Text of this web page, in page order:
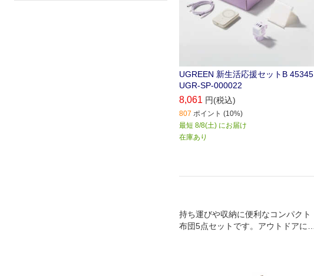
UGREEN 新生活応援セットB 45345
UGR-SP-000022
8,061 円(税込)
807 ポイント (10%)
最短 8/8(土) にお届け
在庫あり
持ち運びや収納に便利なコンパクト
布団5点セットです。アウトドアに、